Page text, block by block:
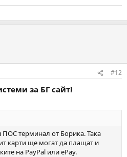
#12
за БГ сайт!
терминал от Борика. Така
карти ще могат да плащат и
на PayPal или ePay.